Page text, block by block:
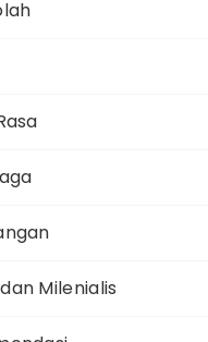
Milenialis